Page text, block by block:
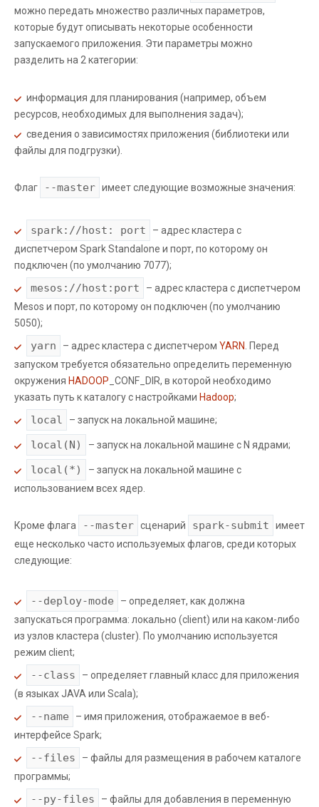
можно передать множество различных параметров,
которые будут описывать некоторые особенности
запускаемого приложения. Эти параметры можно
разделить на 2 категории:
информация для планирования (например, объем
ресурсов, необходимых для выполнения задач);
сведения о зависимостях приложения (библиотеки или
файлы для подгрузки).
Флаг --master имеет следующие возможные значения:
spark://host: port
– адрес кластера c
диспетчером Spark Standalone и порт, по которому он
подключен (по умолчанию 7077);
mesos://host:port
– адрес кластера c диспетчером
Mesos и порт, по которому он подключен (по умолчанию
5050);
yarn – адрес кластера с диспетчером YARN. Перед
запуском требуется обязательно определить переменную
окружения HADOOP _CONF_DIR, в которой необходимо
указать путь к каталогу с настройками Hadoop;
local – запуск на локальной машине;
local(N) – запуск на локальной машине с N ядрами;
local(*)
– запуск на локальной машине с
использованием всех ядер.
Кроме флага --master сценарий spark-submit
имеет
еще несколько часто используемых флагов, среди которых
следующие:
--deploy-mode
– определяет, как должна
запускаться программа: локально (client) или на каком-либо
из узлов кластера (cluster). По умолчанию используется
режим client;
--class
– определяет главный класс для приложения
(в языках JAVA или Scala);
--name
– имя приложения, отображаемое в веб-
интерфейсе Spark;
--files
– файлы для размещения в рабочем каталоге
программы;
--py-files
– файлы для добавления в переменную